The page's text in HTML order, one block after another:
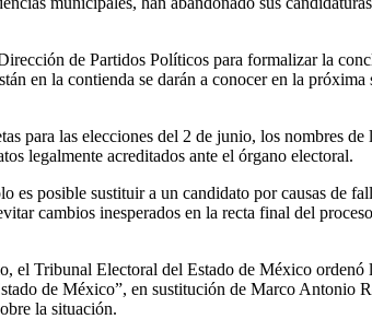
de Partidos Políticos para formalizar la
en la contienda se darán a conocer en la
para las elecciones del 2 de junio, los nombres
legalmente acreditados ante el órgano electoral.
es posible sustituir a un candidato por causas de
cambios inesperados en la recta final del
el Tribunal Electoral del Estado de México
de México”, en sustitución de Marco Antonio
la situación.